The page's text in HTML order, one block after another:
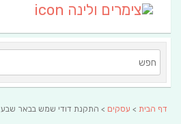
דף הבית > עסקים > התקנת דודי שמש בבאר שבע